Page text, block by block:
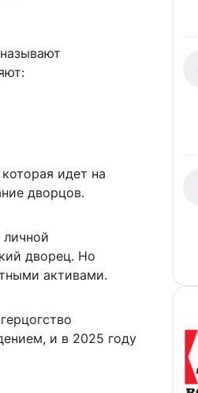
идет на
дворцов.
дворец. Но
активами.
и в 2025 году